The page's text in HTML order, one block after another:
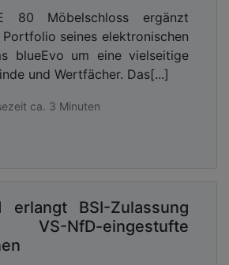
80 Möbelschloss ergänzt
seines elektronischen
blueEvo um eine vielseitige
und Wertfächer. Das[...]
ca. 3 Minuten
erlangt BSI-Zulassung
eingestufte